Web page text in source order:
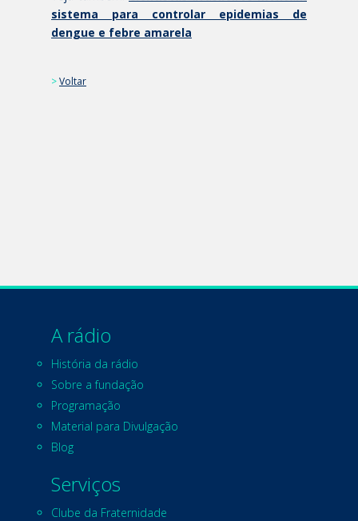
sistema para controlar epidemias de
dengue e febre amarela
>Voltar
A rádio
História da rádio
Sobre a fundação
Programação
Material para Divulgação
Blog
Serviços
Clube da Fraternidade